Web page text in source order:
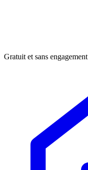
Gratuit et sans engagement